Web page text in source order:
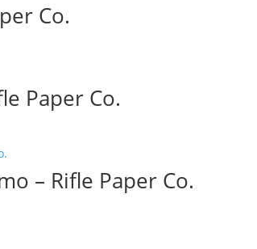
Co.
Paper Co.
– Rifle Paper Co.